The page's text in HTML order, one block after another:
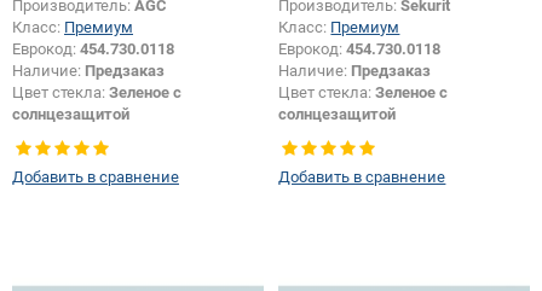
Производитель: AGC
Класс: Премиум
Еврокод: 454.730.0118
Наличие: Предзаказ
Цвет стекла: Зеленое с
солнцезащитой
Тип кузова: Хетчбек
Тип стекла:Боковое стекло левое
Добавить в сравнение
Производитель:Sekurit
Класс: Премиум
Еврокод:454.730.0118
Наличие: Предзаказ
Цвет стекла:Зеленое с
солнцезащитой
Тип кузова:Хетчбек
Тип стекла:Боковое стекло левое
Добавить в сравнение